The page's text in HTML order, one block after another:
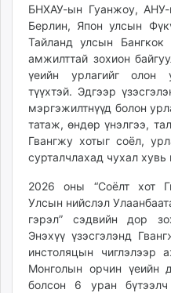
shudarga.mn
shuurhai.mn
unuudur.mn
isee.mn
mglradio.com
fact.mn
itoim.mn
tumen.mn
shuum.mn
times.mn
tvmongolia.mn
mass.mn
unegui.mn
assa.mn
toim.mn
БНХАУ-ын Гуанжоу,
Берлин, Япон улсын
Тайланд улсын Бангкок
амжилттай зохион
үеийн урлагийг олон
түүхтэй. Эдгээр
мэргэжилтнүүд болон
татаж, өндөр үнэлгээ,
Гвангжу хотыг соёл,
сурталчлахад чухал
2026 оны “Соёлт хот
Улсын нийслэл
гэрэл” сэдвийн дор
Энэхүү үзэсгэлэнд
инстоляцын чиглэлээр
Монголын орчин үеийн
болсон 6 уран